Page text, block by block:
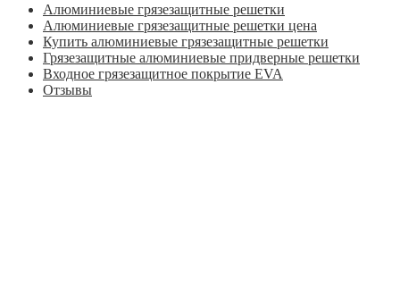
Алюминиевые грязезащитные решетки
Алюминиевые грязезащитные решетки цена
Купить алюминиевые грязезащитные решетки
Грязезащитные алюминиевые придверные решетки
Входное грязезащитное покрытие EVA
Отзывы